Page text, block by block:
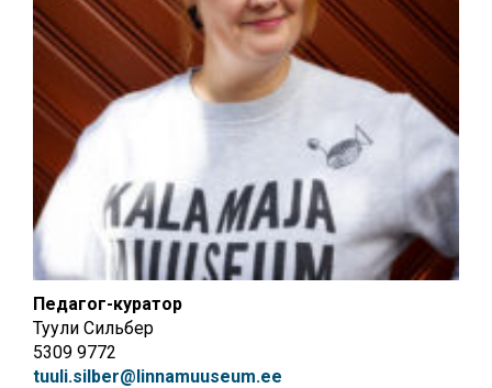
Педагог-куратор
Туули Сильбер
5309 9772
tuuli.silber@linnamuuseum.ee